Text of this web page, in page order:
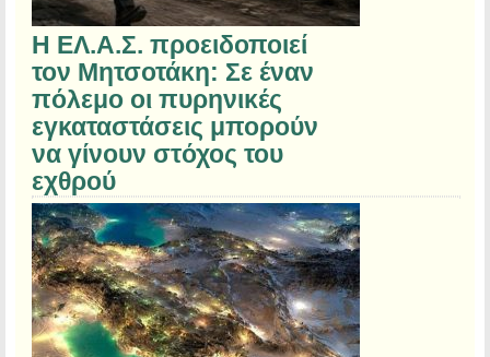
Η ΕΛ.Α.Σ. προειδοποιεί
τον Μητσοτάκη: Σε έναν
πόλεμο οι πυρηνικές
εγκαταστάσεις μπορούν
να γίνουν στόχος του
εχθρού